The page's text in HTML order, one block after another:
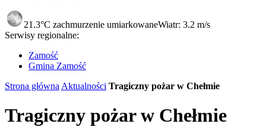
21.3°C zachmurzenie umiarkowaneWiatr: 3.2 m/s
Serwisy regionalne:
Zamość
Gmina Zamość
Strona główna Aktualności Tragiczny pożar w Chełmie
Tragiczny pożar w Chełmie